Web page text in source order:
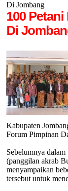
Di Jombang
100
Di
Kabupaten
Forum Pimpinan
Sebelumnya
(panggilan akrab
menyampaikan
tersebut untuk